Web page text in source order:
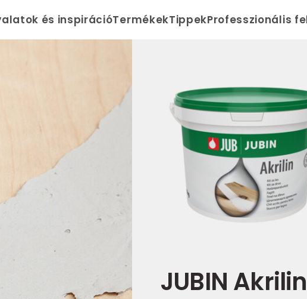
és inspirációTermékekTippekProfesszionális
JUBIN Akrilin